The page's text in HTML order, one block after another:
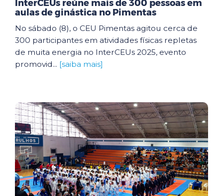
InterCEUs reúne mais de 300 pessoas em
aulas de ginástica no Pimentas
No sábado (8), o CEU Pimentas agitou cerca de
300 participantes em atividades físicas repletas
de muita energia no InterCEUs 2025, evento
promovid... [saiba mais]